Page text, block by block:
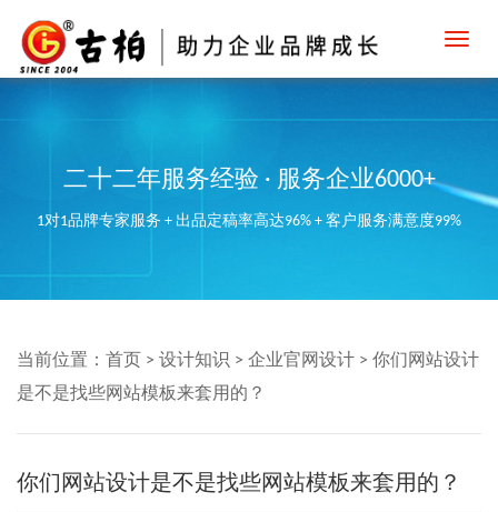
二十二年服务经验 · 服务企业6000+
1对1品牌专家服务 + 出品定稿率高达96% + 客户服务满意度99%
当前位置： 首页 > 设计知识 > 企业官网设计 > 你们网站设计
是不是找些网站模板来套用的？
你们网站设计是不是找些网站模板来套用的？